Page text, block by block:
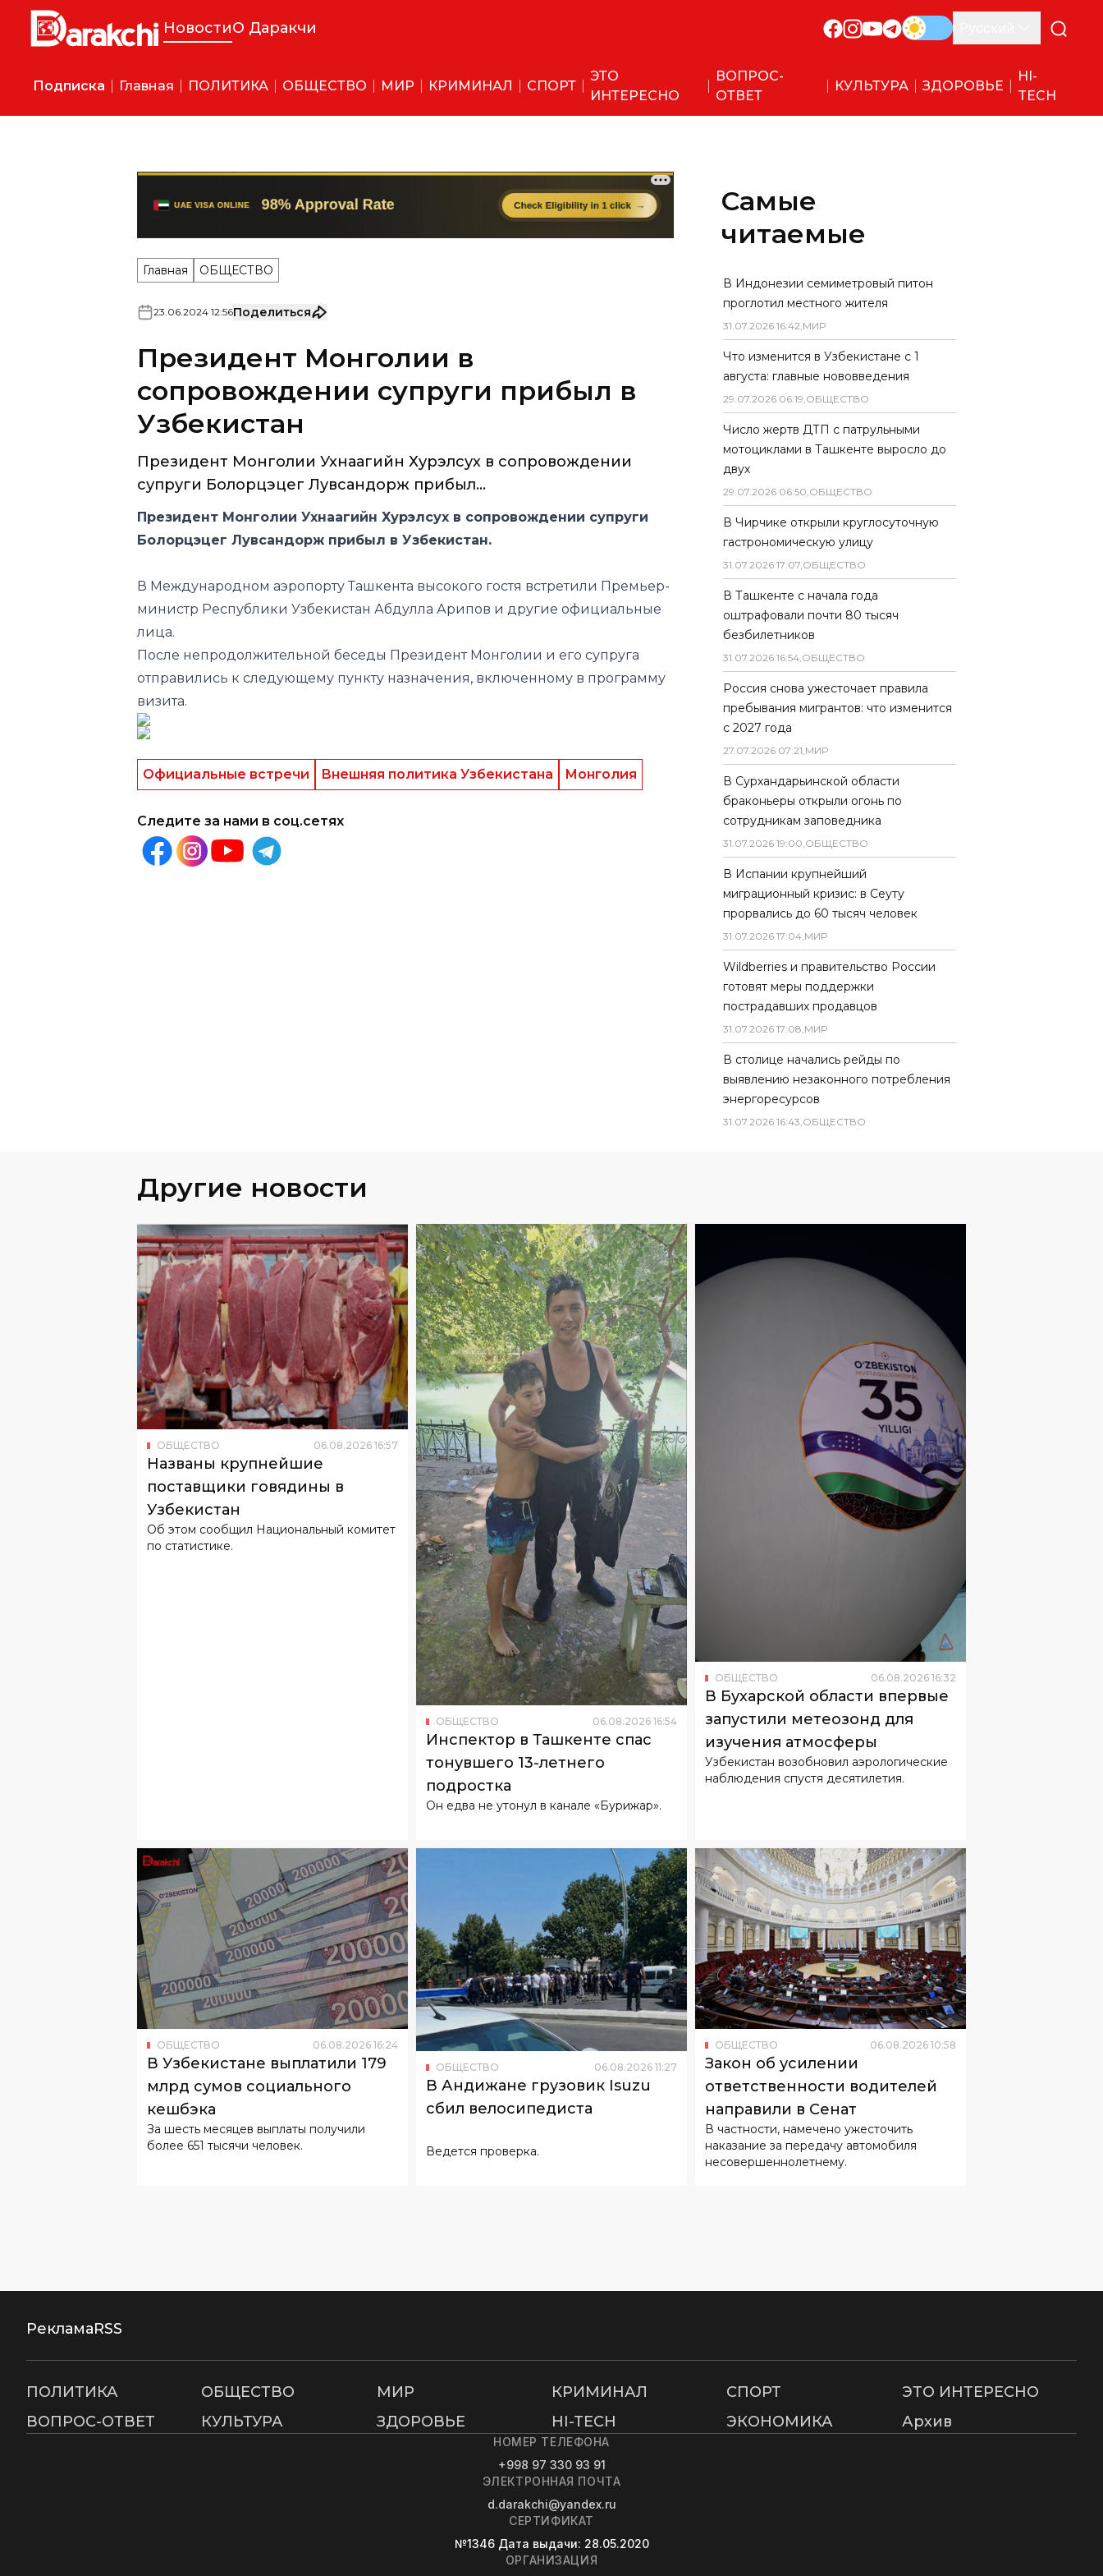
НовостиО Даракчи
Подписка Главная ПОЛИТИКА ОБЩЕСТВО МИР КРИМИНАЛ СПОРТ
ЭТО
ИНТЕРЕСНО
ВОПРОС-
ОТВЕТ
КУЛЬТУРА ЗДОРОВЬЕ
HI-
TECH
Главная ОБЩЕСТВО
Президент Монголии в
сопровождении супруги прибыл в
Узбекистан
Президент Монголии Ухнаагийн Хурэлсух в сопровождении
супруги Болорцэцег Лувсандорж прибыл...
Болорцэцег Лувсандорж прибыл в Узбекистан.
В Международном аэропорту Ташкента высокого гостя встретили Премьер-
министр Республики Узбекистан Абдулла Арипов и другие официальные
После непродолжительной беседы Президент Монголии и его супруга
отправились к следующему пункту назначения, включенному в программу
визита.
Официальные встречи
Самые
читаемые
В Индонезии семиметровый питон
проглотил местного жителя
31.07.2026 16:42,МИР
Что изменится в Узбекистане с 1
августа: главные нововведения
29.07.2026 06:19,ОБЩЕСТВО
Число жертв ДТП с патрульными
мотоциклами в Ташкенте выросло до
двух
29.07.2026 06:50,ОБЩЕСТВО
В Чирчике открыли круглосуточную
гастрономическую улицу
31.07.2026 17:07,ОБЩЕСТВО
В Ташкенте с начала года
оштрафовали почти 80 тысяч
безбилетников
31.07.2026 16:54,ОБЩЕСТВО
Россия снова ужесточает правила
пребывания мигрантов: что изменится
с 2027 года
27.07.2026 07:21,МИР
В Сурхандарьинской области
браконьеры открыли огонь по
сотрудникам заповедника
31.07.2026 19:00,ОБЩЕСТВО
В Испании крупнейший
миграционный кризис: в Сеуту
прорвались до 60 тысяч человек
31.07.2026 17:04,МИР
Wildberries и правительство России
готовят меры поддержки
пострадавших продавцов
31.07.2026 17:08,МИР
В столице начались рейды по
выявлению незаконного потребления
энергоресурсов
31.07.2026 16:43,ОБЩЕСТВО
Другие новости
ОБЩЕСТВО 06.08.2026 16:57
Названы крупнейшие
поставщики говядины в
Узбекистан
Об этом сообщил Национальный комитет
по статистике.
ОБЩЕСТВО 06.08.2026 16:54
Инспектор в Ташкенте спас
тонувшего 13-летнего
подростка
Он едва не утонул в канале «Бурижар».
ОБЩЕСТВО 06.08.2026 16:32
В Бухарской области впервые
запустили метеозонд для
изучения атмосферы
Узбекистан возобновил аэрологические
наблюдения спустя десятилетия.
ОБЩЕСТВО 06.08.2026 16:24
В Узбекистане выплатили 179
млрд сумов социального
кешбэка
За шесть месяцев выплаты получили
более 651 тысячи человек.
ОБЩЕСТВО 06.08.2026 11:27
В Андижане грузовик Isuzu
сбил велосипедиста
Ведется проверка.
ОБЩЕСТВО 06.08.2026 10:58
Закон об усилении
ответственности водителей
направили в Сенат
В частности, намечено ужесточить
наказание за передачу автомобиля
несовершеннолетнему.
РекламаRSS
ПОЛИТИКА ОБЩЕСТВО МИР КРИМИНАЛ СПОРТ
ЭТО ИНТЕРЕСНО
ВОПРОС-ОТВЕТ
КУЛЬТУРА ЗДОРОВЬЕ HI-TECH ЭКОНОМИКА Архив
НОМЕР ТЕЛЕФОНА
+998 97 330 93 91
ЭЛЕКТРОННАЯ ПОЧТА
d.darakchi@yandex.ru
СЕРТИФИКАТ
№1346 Дата выдачи: 28.05.2020
ОРГАНИЗАЦИЯ